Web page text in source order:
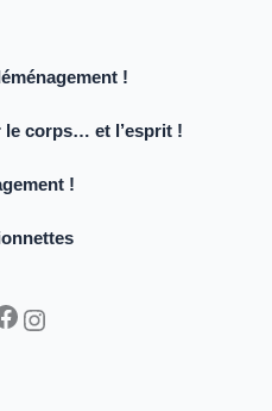
!
le corps… et l’esprit !
!
Instagram